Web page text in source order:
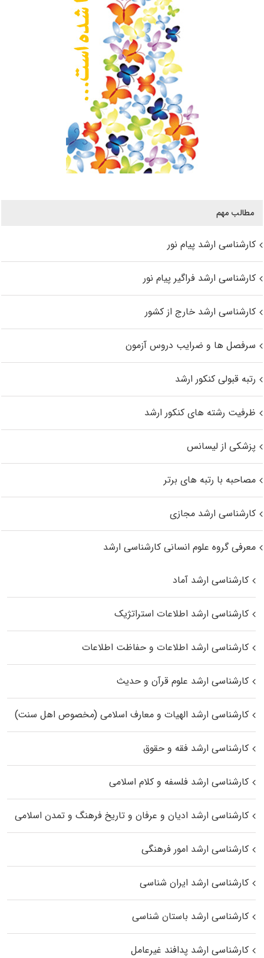
مطالب مهم
کارشناسی ارشد پیام نور
کارشناسی ارشد فراگیر پیام نور
کارشناسی ارشد خارج از کشور
سرفصل ها و ضرایب دروس آزمون
رتبه قبولی کنکور ارشد
ظرفیت رشته های کنکور ارشد
پزشکی از لیسانس
مصاحبه با رتبه های برتر
کارشناسی ارشد مجازی
معرفی گروه علوم انسانی کارشناسی ارشد
کارشناسی ارشد آماد
کارشناسی ارشد اطلاعات استراتژیک
کارشناسی ارشد اطلاعات و حفاظت اطلاعات
کارشناسی ارشد علوم قرآن و حدیث
کارشناسی ارشد الهیات و معارف اسلامی (مخصوص اهل سنت)
کارشناسی ارشد فقه و حقوق
کارشناسی ارشد فلسفه و کلام اسلامی
کارشناسی ارشد ادیان و عرفان و تاریخ فرهنگ و تمدن اسلامی
کارشناسی ارشد امور فرهنگی
کارشناسی ارشد ایران شناسی
کارشناسی ارشد باستان شناسی
کارشناسی ارشد پدافند غیرعامل